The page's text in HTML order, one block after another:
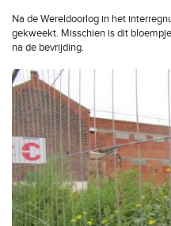
Na de Wereldoorlog in het
gekweekt. Misschien is dit
na de bevrijding.